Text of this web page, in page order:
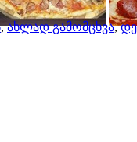
,ახლად გამომცხვა,